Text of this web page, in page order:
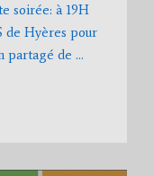
soirée: à 19H
de Hyères pour
partagé de …